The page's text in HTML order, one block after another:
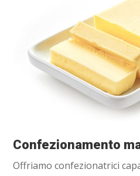
Confezionamento
Offriamo confezionatrici